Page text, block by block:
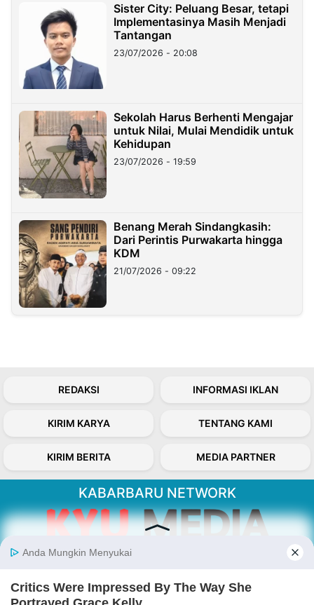
Sister City: Peluang Besar, tetapi
Implementasinya Masih Menjadi
Tantangan
23/07/2026 - 20:08
Sekolah Harus Berhenti Mengajar
untuk Nilai, Mulai Mendidik untuk
Kehidupan
23/07/2026 - 19:59
Benang Merah Sindangkasih:
Dari Perintis Purwakarta hingga
KDM
21/07/2026 - 09:22
REDAKSI INFORMASI IKLAN
KIRIM KARYA TENTANG KAMI
KIRIM BERITA MEDIA PARTNER
KABARBARU NETWORK
Kabarbaru.co menyajikan berita aktual dan